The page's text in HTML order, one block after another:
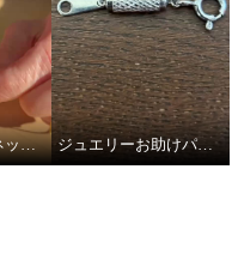
コンパクトマグネットクラスプ ジュエリーお助けパーツ マグネットクラスプ